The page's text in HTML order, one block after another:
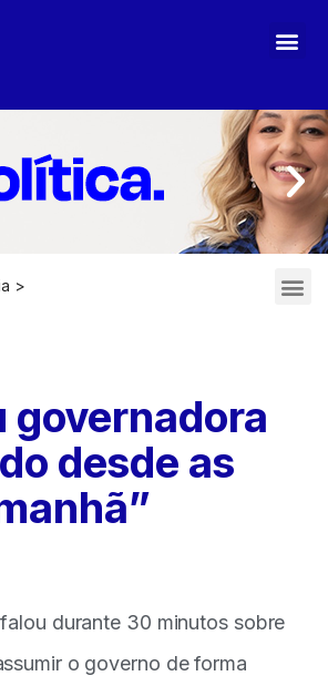
>
governadora
desde as
durante 30 minutos sobre
o governo de forma